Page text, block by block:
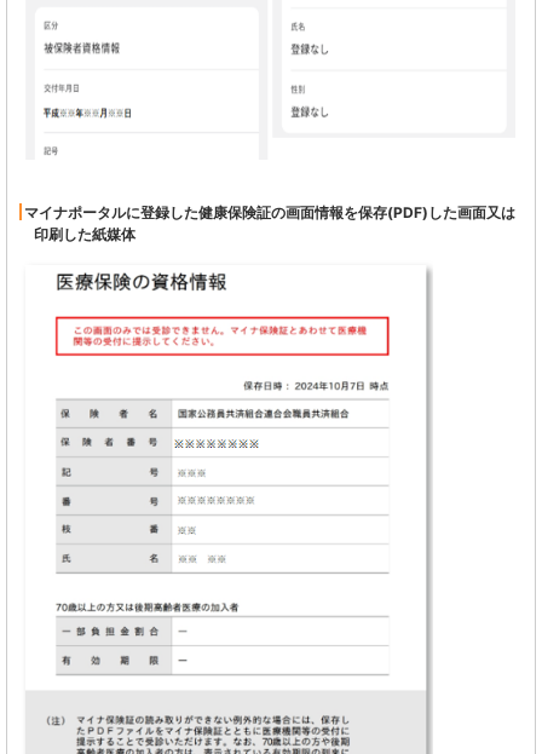
マイナポータルに登録した健康保険証の画面情報を保存(PDF)した画面又は
印刷した紙媒体